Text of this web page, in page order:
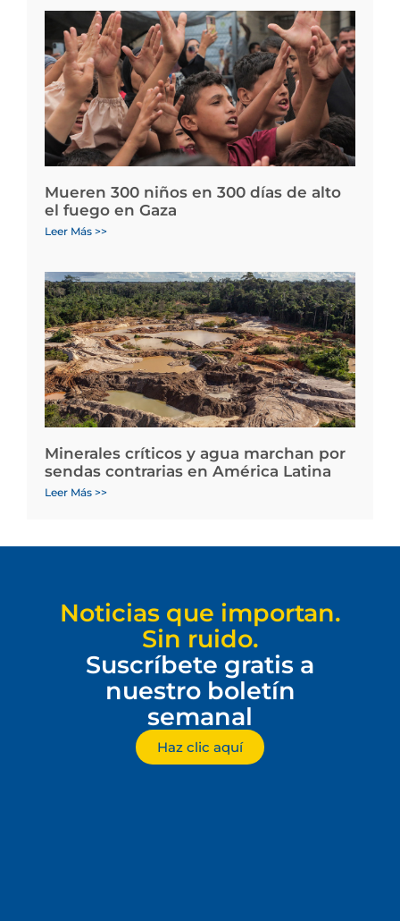
Mueren 300 niños en 300 días de alto
el fuego en Gaza
Leer Más >>
Minerales críticos y agua marchan por
sendas contrarias en América Latina
Leer Más >>
Noticias que importan.
Sin ruido.
Suscríbete gratis a
nuestro boletín
semanal
Haz clic aquí